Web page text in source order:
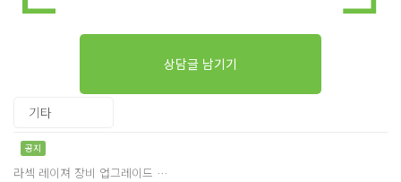
상담글 남기기
공지
라섹 레이져 장비 업그레이드 …